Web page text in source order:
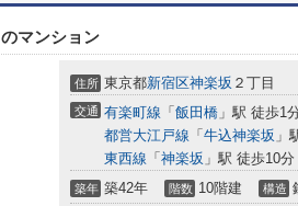
マンション
住所 東京都新宿区神楽坂 ２丁目
交通 有楽町線 「 飯田橋 」駅 徒歩1
都営大江戸線 「 牛込神楽坂 」
東西線 「 神楽坂 」駅 徒歩10分
築年 築42年 階数 10階建 構造